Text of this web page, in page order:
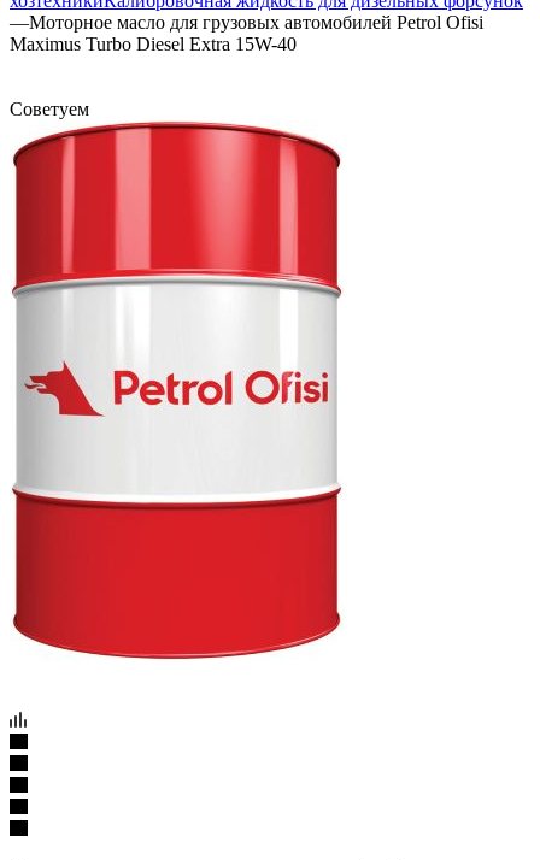
—Моторное масло для грузовых автомобилей Petrol Ofisi
Maximus Turbo Diesel Extra 15W-40
Советуем